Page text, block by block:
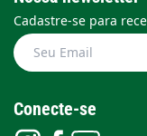
Cadastre-se para
Conecte-se